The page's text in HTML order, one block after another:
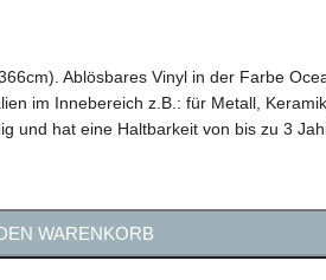
Ablösbares Vinyl in der Farbe
im Innebereich z.B.: für Metall,
und hat eine Haltbarkeit von bis zu 3
WARENKORB